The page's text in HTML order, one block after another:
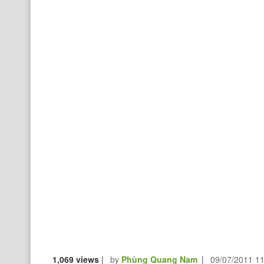
1,069 views | by Phùng Quang Nam | 09/07/2011